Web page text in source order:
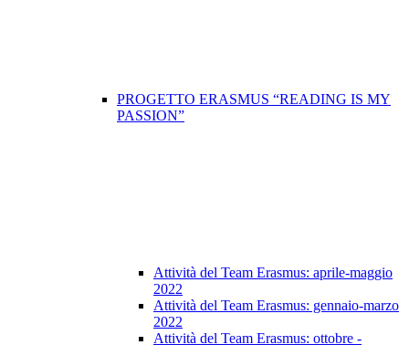
PROGETTO ERASMUS “READING IS MY
PASSION”
Attività del Team Erasmus: aprile-maggio
2022
Attività del Team Erasmus: gennaio-marzo
2022
Attività del Team Erasmus: ottobre -